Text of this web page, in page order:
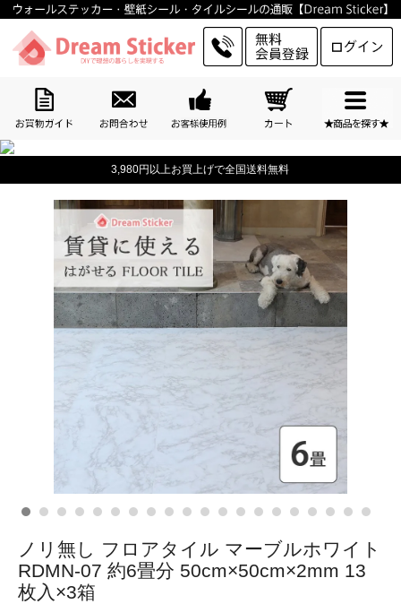
3,980円以上お買上げで全国送料無料
ノリ無し フロアタイル マーブルホワイト
RDMN-07 約6畳分 50cm×50cm×2mm 13
枚入×3箱